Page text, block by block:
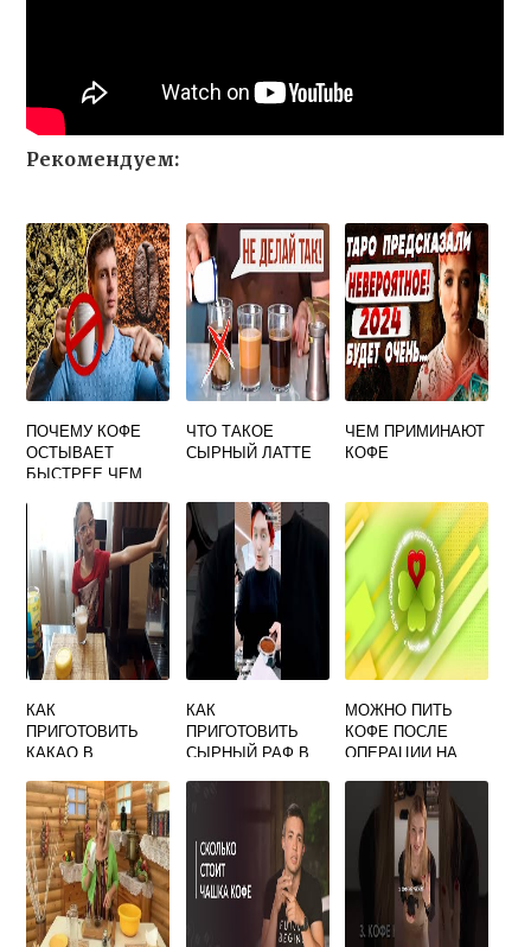
Рекомендуем:
ПОЧЕМУ КОФЕ
ОСТЫВАЕТ
БЫСТРЕЕ ЧЕМ
ЧТО ТАКОЕ
СЫРНЫЙ ЛАТТЕ
ЧЕМ ПРИМИНАЮТ
КОФЕ
КАК
ПРИГОТОВИТЬ
КАКАО В
АВТОМАТИЧЕСКИ
М
КАПУЧИНАТОРОМ
КАК
ПРИГОТОВИТЬ
СЫРНЫЙ РАФ В
МОЖНО ПИТЬ
КОФЕ ПОСЛЕ
ОПЕРАЦИИ НА